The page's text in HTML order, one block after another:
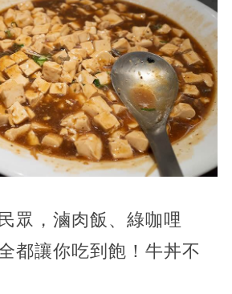
眾，滷肉飯、綠咖哩
都讓你吃到飽！牛丼不